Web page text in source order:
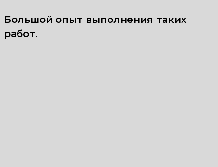
Большой опыт выполнения таких
работ.